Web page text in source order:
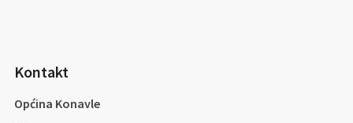
Kontakt
Općina Konavle